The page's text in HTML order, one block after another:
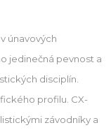
únavových
jedinečná pevnost a
disciplín.
profilu. CX-
závodníky a